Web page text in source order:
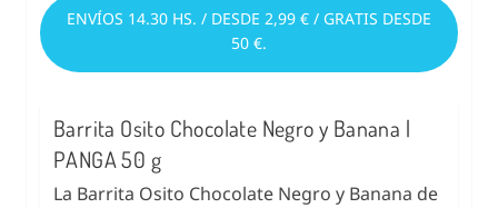
ENVÍOS 14.30 HS. / DESDE 2,99 € / GRATIS DESDE
50 €.
Barrita Osito Chocolate Negro y Banana |
PANGA 50 g
La Barrita Osito Chocolate Negro y Banana de